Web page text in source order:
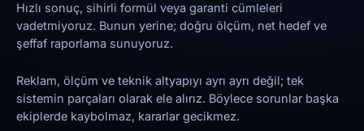
Hızlı sonuç, sihirli formül veya garanti cümleleri
vadetmiyoruz. Bunun yerine; doğru ölçüm, net hedef ve
şeffaf raporlama sunuyoruz.
Reklam, ölçüm ve teknik altyapıyı ayrı ayrı değil; tek
sistemin parçaları olarak ele alırız. Böylece sorunlar başka
ekiplerde kaybolmaz, kararlar gecikmez.